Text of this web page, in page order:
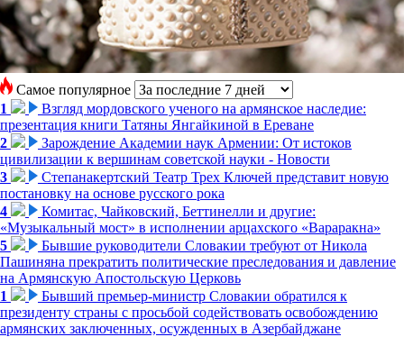
Самое популярное
1
Взгляд мордовского ученого на армянское наследие:
презентация книги Татяны Янгайкиной в Ереване
2
Зарождение Академии наук Армении: От истоков
цивилизации к вершинам советской науки - Новости
3
Степанакертский Театр Трех Ключей представит новую
постановку на основе русского рока
4
Комитас, Чайковский, Беттинелли и другие:
«Музыкальный мост» в исполнении арцахского «Вараракна»
5
Бывшие руководители Словакии требуют от Никола
Пашиняна прекратить политические преследования и давление
на Армянскую Апостольскую Церковь
1
Бывший премьер-министр Словакии обратился к
президенту страны с просьбой содействовать освобождению
армянских заключенных, осужденных в Азербайджане